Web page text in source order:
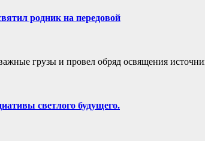
родник на передовой
грузы и провел обряд освящения
светлого будущего.